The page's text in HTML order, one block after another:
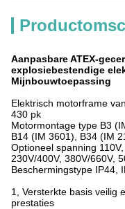
Aanpasbare ATEX-
explosiebestendige
Mijnbouwtoepassing
Elektrisch motorframe
430 pk
Motormontage type B3
B14 (IM 3601), B34 (IM
Optioneel spanning
230V/400V, 380V/660V,
Beschermingstype IP44,
1, Versterkte basis veilig
prestaties